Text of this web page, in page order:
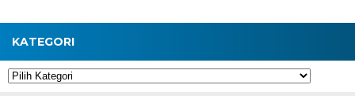
KATEGORI
Kategori